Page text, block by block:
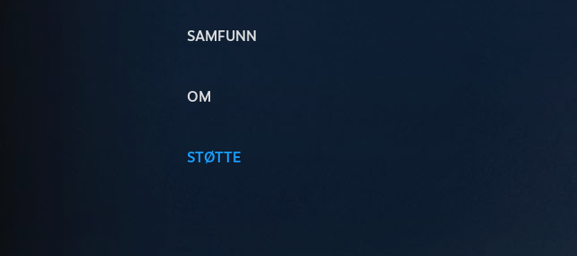
SAMFUNN
OM
STØTTE